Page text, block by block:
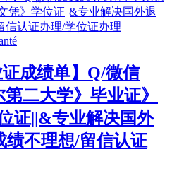
成绩单】Q/微信
二大学》毕业证》
证||&专业解决国外
绩不理想/留信认证